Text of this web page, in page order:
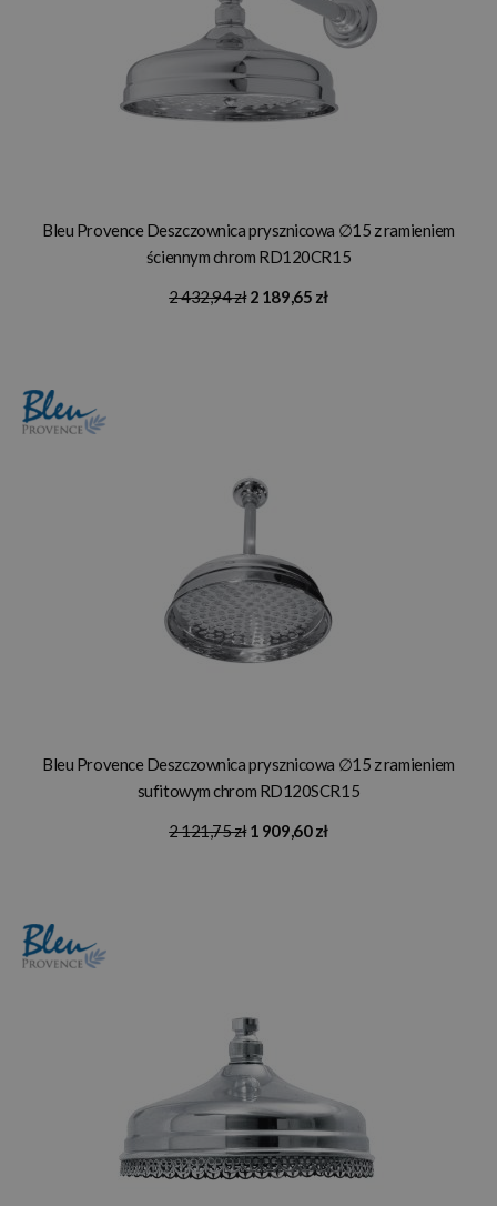
Bleu Provence Deszczownica prysznicowa ∅15 z ramieniem
ściennym chrom RD120CR15
2 432,94 zł 2 189,65 zł
Bleu Provence Deszczownica prysznicowa ∅15 z ramieniem
sufitowym chrom RD120SCR15
2 121,75 zł 1 909,60 zł